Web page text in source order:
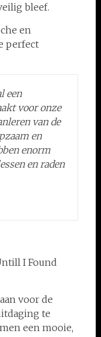
bleef.
en
perfect
een
voor onze
van de
en
enorm
en raden
I Found
voor de
te
een mooie,